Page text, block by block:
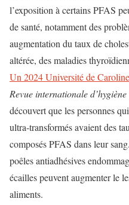
l’exposition à certains PFAS
de santé, notamment des
augmentation du taux de
altérée, des maladies
Un 2024 Université de
Revue internationale
découvert que les personnes
ultra-transformés avaient des
composés PFAS dans leur sang.
poêles antiadhésives
écailles peuvent augmenter le
aliments.